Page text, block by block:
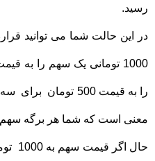
رسید.
در این حالت شما می توانید
را به قیمت 500
معنی است که شما هر برگه سهم را 1000 تومان فروخته
حال